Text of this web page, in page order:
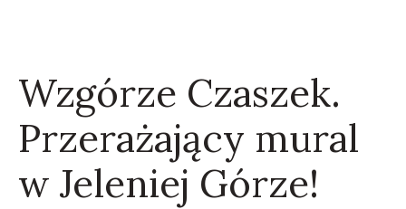
Wzgórze Czaszek.
Przerażający mural
w Jeleniej Górze!